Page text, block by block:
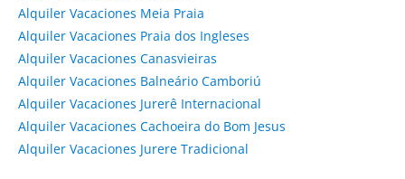
Alquiler Vacaciones Meia Praia
Alquiler Vacaciones Praia dos Ingleses
Alquiler Vacaciones Canasvieiras
Alquiler Vacaciones Balneário Camboriú
Alquiler Vacaciones Jurerê Internacional
Alquiler Vacaciones Cachoeira do Bom Jesus
Alquiler Vacaciones Jurere Tradicional